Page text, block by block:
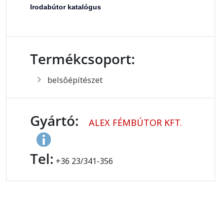
Irodabútor katalógus
Termékcsoport:
belsőépítészet
Gyártó: ALEX FÉMBÚTOR KFT.
Tel: +36 23/341-356